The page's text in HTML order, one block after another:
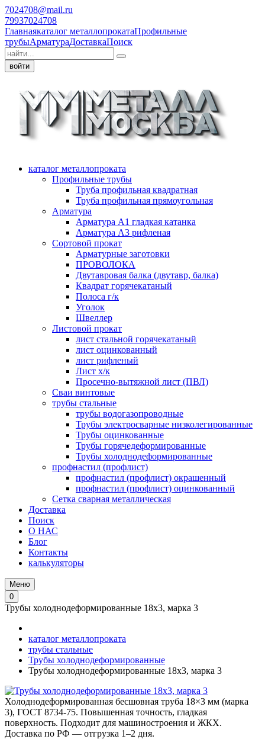
7024708@mail.ru
79937024708
Главнаякаталог металлопрокатаПрофильные
трубыАрматураДоставкаПоиск
войти
каталог металлопроката
Профильные трубы
Труба профильная квадратная
Труба профильная прямоугольная
Арматура
Арматура А1 гладкая катанка
Арматура А3 рифленая
Сортовой прокат
Арматурные заготовки
ПРОВОЛОКА
Двутавровая балка (двутавр, балка)
Квадрат горячекатаный
Полоса г/к
Уголок
Швеллер
Листовой прокат
лист стальной горячекатаный
лист оцинкованный
лист рифленый
Лист х/к
Просечно-вытяжной лист (ПВЛ)
Сваи винтовые
трубы стальные
трубы водогазопроводные
Трубы электросварные низколегированные
Трубы оцинкованные
Трубы горячедеформированные
Трубы холоднодеформированные
профнастил (профлист)
профнастил (профлист) окрашенный
профнастил (профлист) оцинкованный
Сетка сварная металлическая
Доставка
Поиск
О НАС
Блог
Контакты
калькуляторы
Меню
0
Трубы холоднодеформированные 18х3, марка 3
каталог металлопроката
трубы стальные
Трубы холоднодеформированные
Трубы холоднодеформированные 18х3, марка 3
Холоднодеформированная бесшовная труба 18×3 мм (марка
3), ГОСТ 8734‑75. Повышенная точность, гладкая
поверхность. Подходит для машиностроения и ЖКХ.
Доставка по РФ — отгрузка 1–2 дня.